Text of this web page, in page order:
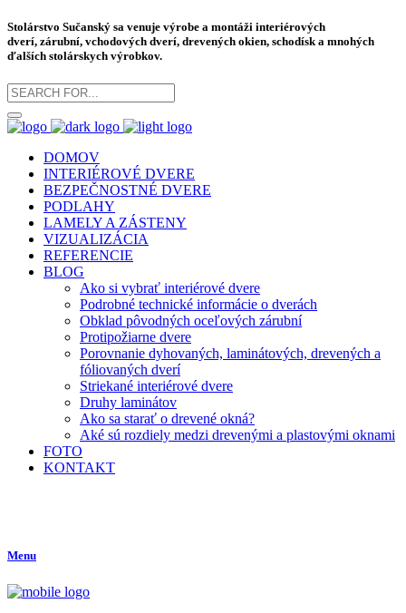
Stolárstvo Sučanský sa venuje výrobe a montáži interiérových
dverí, zárubní, vchodových dverí, drevených okien, schodísk a mnohých
ďalších stolárskych výrobkov.
DOMOV
INTERIÉROVÉ DVERE
BEZPEČNOSTNÉ DVERE
PODLAHY
LAMELY A ZÁSTENY
VIZUALIZÁCIA
REFERENCIE
BLOG
Ako si vybrať interiérové dvere
Podrobné technické informácie o dverách
Obklad pôvodných oceľových zárubní
Protipožiarne dvere
Porovnanie dyhovaných, laminátových, drevených a
fóliovaných dverí
Striekané interiérové dvere
Druhy laminátov
Ako sa starať o drevené okná?
Aké sú rozdiely medzi drevenými a plastovými oknami
FOTO
KONTAKT
Menu